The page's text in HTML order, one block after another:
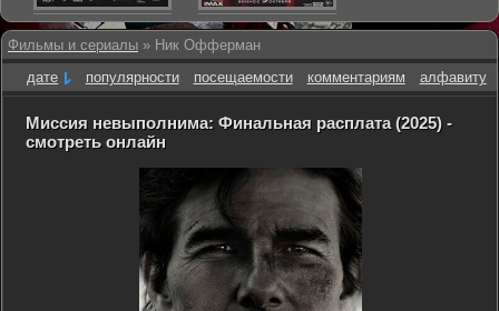
Фильмы и сериалы » Ник Офферман
дате
популярности посещаемости комментариям алфавиту
Миссия невыполнима: Финальная расплата (2025) -
смотреть онлайн